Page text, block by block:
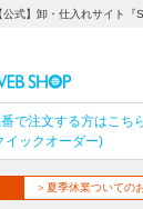
式】卸・仕入れサイト『
で注文する方はこち
イックオーダー)
＞夏季休業ついての